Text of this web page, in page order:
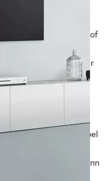
einen
zuvor zerlegten
lokalen Wertstoffhof
die Oberflächen deiner
aussehen wie am
geeigneten Polituren
Stark verwitterte Möbel
die Deckschicht
behandelst und dann